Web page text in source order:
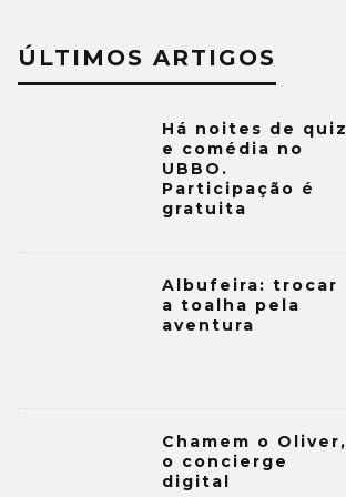
ÚLTIMOS ARTIGOS
Há noites de quiz
e comédia no
UBBO.
Participação é
gratuita
Albufeira: trocar
a toalha pela
aventura
Chamem o Oliver,
o concierge
digital